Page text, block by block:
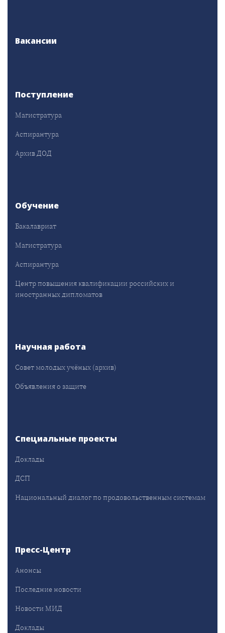
Вакансии
Поступление
Магистратура
Аспирантура
Архив ДОД
Обучение
Бакалавриат
Магистратура
Аспирантура
Центр повышения квалификации российских и
иностранных дипломатов
Научная работа
Совет молодых учёных (архив)
Объявления о защите
Специальные проекты
Доклады
ДСП
Национальный диалог по продовольственным системам
Пресс-Центр
Анонсы
Последние новости
Новости МИД
Доклады